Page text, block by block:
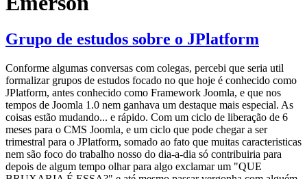
Grupo de estudos sobre o JPlatform
Conforme algumas conversas com colegas, percebi que seria util
formalizar grupos de estudos focado no que hoje é conhecido como
JPlatform, antes conhecido como Framework Joomla, e que nos
tempos de Joomla 1.0 nem ganhava um destaque mais especial. As
coisas estão mudando... e rápido. Com um ciclo de liberação de 6
meses para o CMS Joomla, e um ciclo que pode chegar a ser
trimestral para o JPlatform, somado ao fato que muitas caracteristicas
nem são foco do trabalho nosso do dia-a-dia só contribuiria para
depois de algum tempo olhar para algo exclamar um "QUE